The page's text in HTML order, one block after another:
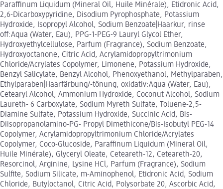
Paraffinum Liquidum (Mineral Oil, Huile Minérale), Etidronic Acid,
2,6-Dicarboxypyridine, Disodium Pyrophosphate, Potassium
Hydroxide, Isopropyl Alcohol, Sodium Benzoate|Haarkur, rinse
off:Aqua (Water, Eau), PPG-1-PEG-9 Lauryl Glycol Ether,
Hydroxyethylcellulose, Parfum (Fragrance), Sodium Benzoate,
Hydroxyoctanone, Citric Acid, Acrylamidopropyltrimonium
Chloride/Acrylates Copolymer, Limonene, Potassium Hydroxide,
Benzyl Salicylate, Benzyl Alcohol, Phenoxyethanol, Methylparaben,
Ethylparaben|Haarfärbung/-tönung, oxidativ:Aqua (Water, Eau),
Cetearyl Alcohol, Ammonium Hydroxide, Coconut Alcohol, Sodium
Laureth- 6 Carboxylate, Sodium Myreth Sulfate, Toluene-2,5-
Diamine Sulfate, Potassium Hydroxide, Succinic Acid, Bis-
Diisopropanolamino-PG- Propyl Dimethicone/Bis-Isobutyl PEG-14
Copolymer, Acrylamidopropyltrimonium Chloride/Acrylates
Copolymer, Coco-Glucoside, Paraffinum Liquidum (Mineral Oil,
Huile Minérale), Glyceryl Oleate, Ceteareth-12, Ceteareth-20,
Resorcinol, Arginine, Lysine HCl, Parfum (Fragrance), Sodium
Sulfite, Sodium Silicate, m-Aminophenol, Etidronic Acid, Sodium
Chloride, Butyloctanol, Citric Acid, Polysorbate 20, Ascorbic Acid,